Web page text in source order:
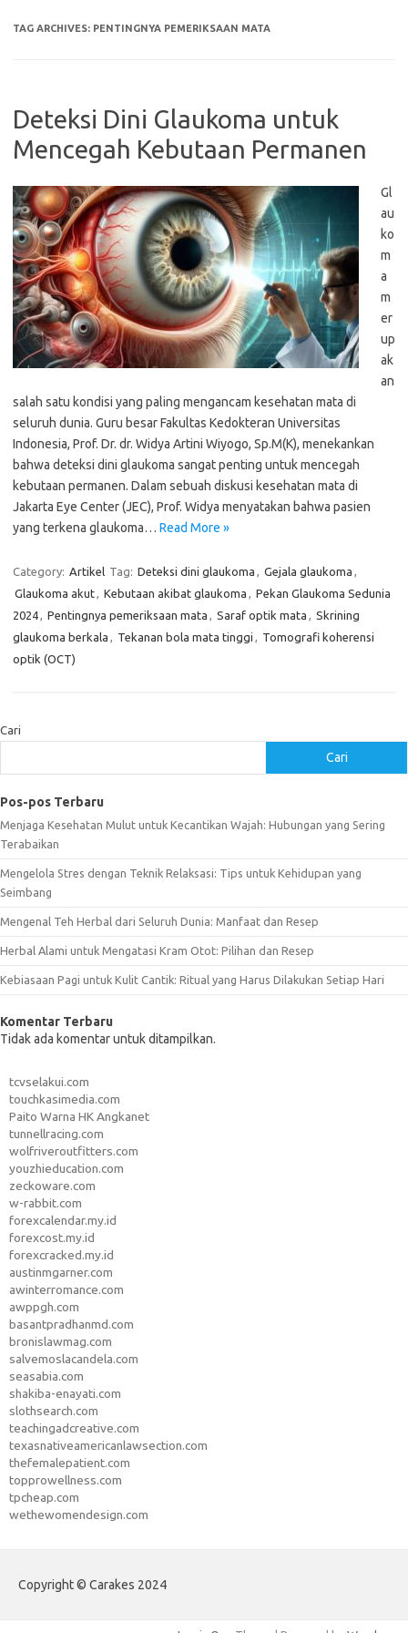
TAG ARCHIVES: PENTINGNYA PEMERIKSAAN MATA
Deteksi Dini Glaukoma untuk
Mencegah Kebutaan Permanen
Gl
au
ko
m
a
m
er
up
ak
an
salah satu kondisi yang paling mengancam kesehatan mata di
seluruh dunia. Guru besar Fakultas Kedokteran Universitas
Indonesia, Prof. Dr. dr. Widya Artini Wiyogo, Sp.M(K), menekankan
bahwa deteksi dini glaukoma sangat penting untuk mencegah
kebutaan permanen. Dalam sebuah diskusi kesehatan mata di
Jakarta Eye Center (JEC), Prof. Widya menyatakan bahwa pasien
yang terkena glaukoma… Read More »
Category: Artikel Tag: Deteksi dini glaukoma , Gejala glaukoma ,
Glaukoma akut, Kebutaan akibat glaukoma , Pekan Glaukoma Sedunia
2024, Pentingnya pemeriksaan mata , Saraf optik mata , Skrining
glaukoma berkala , Tekanan bola mata tinggi , Tomografi koherensi
optik (OCT)
Cari
Cari
Pos-pos Terbaru
Menjaga Kesehatan Mulut untuk Kecantikan Wajah: Hubungan yang Sering
Terabaikan
Mengelola Stres dengan Teknik Relaksasi: Tips untuk Kehidupan yang
Seimbang
Mengenal Teh Herbal dari Seluruh Dunia: Manfaat dan Resep
Herbal Alami untuk Mengatasi Kram Otot: Pilihan dan Resep
Kebiasaan Pagi untuk Kulit Cantik: Ritual yang Harus Dilakukan Setiap Hari
Komentar Terbaru
Tidak ada komentar untuk ditampilkan.
tcvselakui.com
touchkasimedia.com
Paito Warna HK Angkanet
tunnellracing.com
wolfriveroutfitters.com
youzhieducation.com
zeckoware.com
w-rabbit.com
forexcalendar.my.id
forexcost.my.id
forexcracked.my.id
austinmgarner.com
awinterromance.com
awppgh.com
basantpradhanmd.com
bronislawmag.com
salvemoslacandela.com
seasabia.com
shakiba-enayati.com
slothsearch.com
teachingadcreative.com
texasnativeamericanlawsection.com
thefemalepatient.com
topprowellness.com
tpcheap.com
wethewomendesign.com
Copyright © Carakes 2024